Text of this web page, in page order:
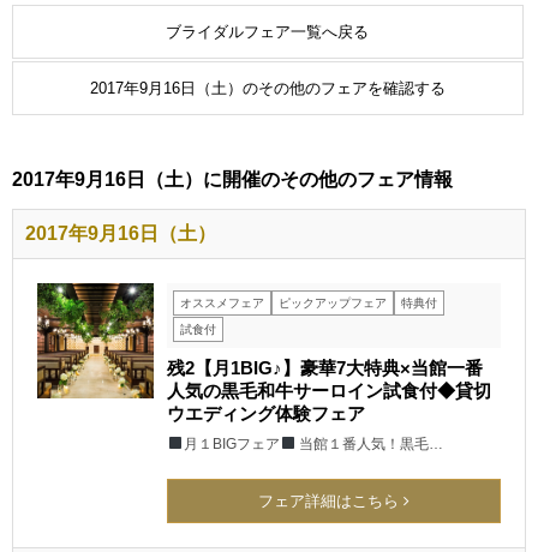
ブライダルフェア一覧へ戻る
2017年9月16日（土）のその他のフェアを確認する
2017年9月16日（土）に開催のその他のフェア情報
2017年9月16日（土）
オススメフェア ピックアップフェア
特典付
試食付
残2【月1BIG♪】豪華7大特典×当館一番
人気の黒毛和牛サーロイン試食付◆貸切
ウエディング体験フェア
月１BIGフェア 当館１番人気！黒毛…
フェア詳細はこちら